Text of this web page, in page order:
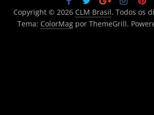
Copyright © 2026 CLM Brasil. Todos os
Tema: ColorMagpor ThemeGrill.